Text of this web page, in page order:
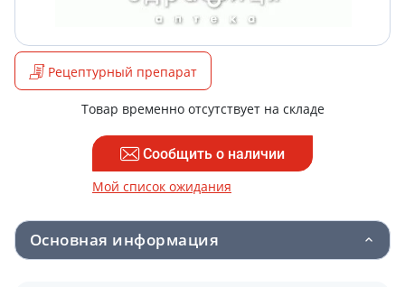
Рецептурный препарат
Товар временно отсутствует на складе
Сообщить о наличии
Мой список ожидания
Основная информация